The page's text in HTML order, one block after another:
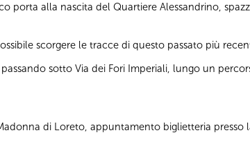
porta alla nascita del Quartiere Alessandrino,
scorgere le tracce di questo passato più
sotto Via dei Fori Imperiali, lungo un
di Loreto, appuntamento biglietteria presso